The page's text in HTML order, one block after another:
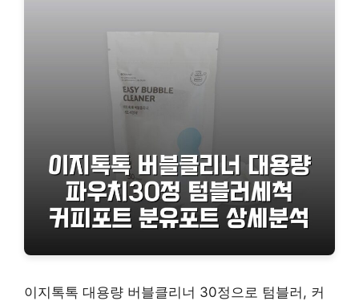
이지톡톡 대용량 버블클리너 30정으로 텀블러, 커